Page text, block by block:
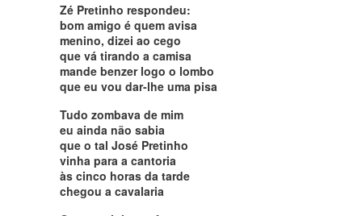
Zé Pretinho respondeu:
bom amigo é quem avisa
menino, dizei ao cego
que vá tirando a camisa
mande benzer logo o lombo
que eu vou dar-lhe uma pisa
Tudo zombava de mim
eu ainda não sabia
que o tal José Pretinho
vinha para a cantoria
às cinco horas da tarde
chegou a cavalaria